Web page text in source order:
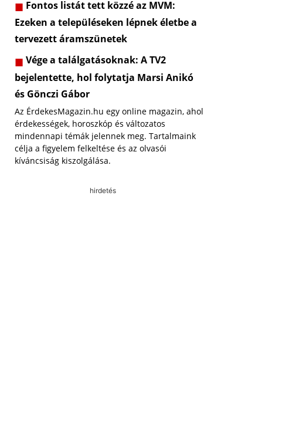
Fontos listát tett közzé az MVM:
Ezeken a településeken lépnek életbe a
tervezett áramszünetek
Vége a találgatásoknak: A TV2
bejelentette, hol folytatja Marsi Anikó
és Gönczi Gábor
Az ÉrdekesMagazin.hu egy online magazin, ahol
érdekességek, horoszkóp és változatos
mindennapi témák jelennek meg. Tartalmaink
célja a figyelem felkeltése és az olvasói
kíváncsiság kiszolgálása.
hirdetés